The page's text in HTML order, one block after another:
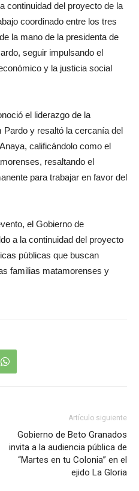
continuidad del proyecto de la
coordinado entre los tres
la mano de la presidenta de
seguir impulsando el
y la justicia social
el liderazgo de la
Pardo y resaltó la cercanía del
calificándolo como el
resaltando el
para trabajar en favor del
el Gobierno de
a la continuidad del proyecto
públicas que buscan
familias matamorenses y
Artículo siguiente
Gobierno de Beto Granados
invita a la audiencia pública de
“Martes en tu Colonia” en el
ejido La Gloria